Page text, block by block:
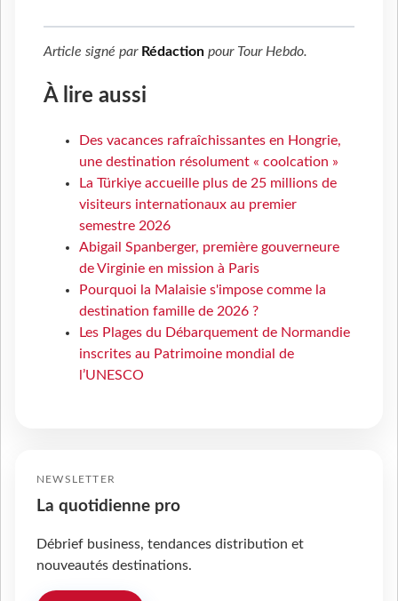
Article signé par Rédaction pour Tour Hebdo.
À lire aussi
Des vacances rafraîchissantes en Hongrie,
une destination résolument « coolcation »
La Türkiye accueille plus de 25 millions de
visiteurs internationaux au premier
semestre 2026
Abigail Spanberger, première gouverneure
de Virginie en mission à Paris
Pourquoi la Malaisie s'impose comme la
destination famille de 2026 ?
Les Plages du Débarquement de Normandie
inscrites au Patrimoine mondial de
l’UNESCO
NEWSLETTER
La quotidienne pro
Débrief business, tendances distribution et
nouveautés destinations.